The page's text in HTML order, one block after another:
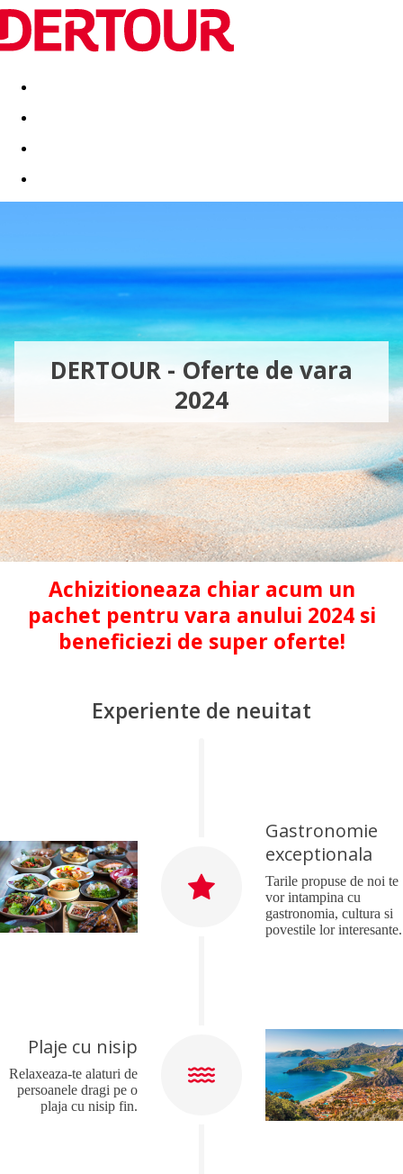
Destinatii Vacanta perfecta OFERTE DE NERATAT
DERTOUR - Oferte de vara
2024
Achizitioneaza chiar acum un
pachet pentru vara anului 2024 si
beneficiezi de super oferte!
Experiente de neuitat
Gastronomie
exceptionala
Tarile propuse de noi te
vor intampina cu
gastronomia, cultura si
povestile lor interesante.
Plaje cu nisip
Relaxeaza-te alaturi de
persoanele dragi pe o
plaja cu nisip fin.